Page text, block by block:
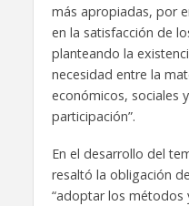
más apropiadas, por
en la satisfacción de
planteando la
necesidad entre la
económicos, sociales
participación”.
En el desarrollo del
resaltó la obligación
“adoptar los métodos